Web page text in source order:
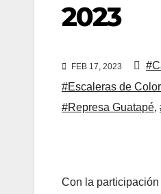
2023
FEB 17, 2023
#Escaleras de
#Represa Guatapé,
Con la